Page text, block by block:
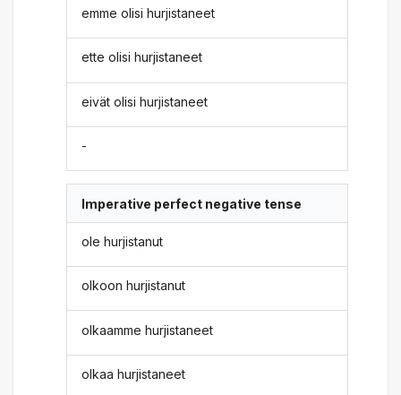
emme olisi hurjistaneet
ette olisi hurjistaneet
eivät olisi hurjistaneet
-
Imperative perfect negative tense
ole hurjistanut
olkoon hurjistanut
olkaamme hurjistaneet
olkaa hurjistaneet